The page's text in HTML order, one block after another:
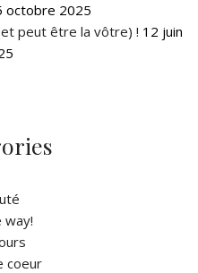
octobre 2025
peut être la vôtre) ! 12 juin
way!
coeur